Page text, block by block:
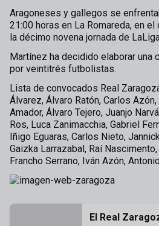
Aragoneses y gallegos se
21:00 horas en La Romareda, en
la décimo novena jornada de
Martínez ha decidido elaborar una
por veintitrés futbolistas.
Lista de convocados Real
Álvarez, Álvaro Ratón, Carlos
Amador, Álvaro Tejero, Juanjo
Ros, Luca Zanimacchia, Gabriel
Iñigo Eguaras, Carlos Nieto,
Gaizka Larrazabal, Raí
Francho Serrano, Iván Azón,
El Real